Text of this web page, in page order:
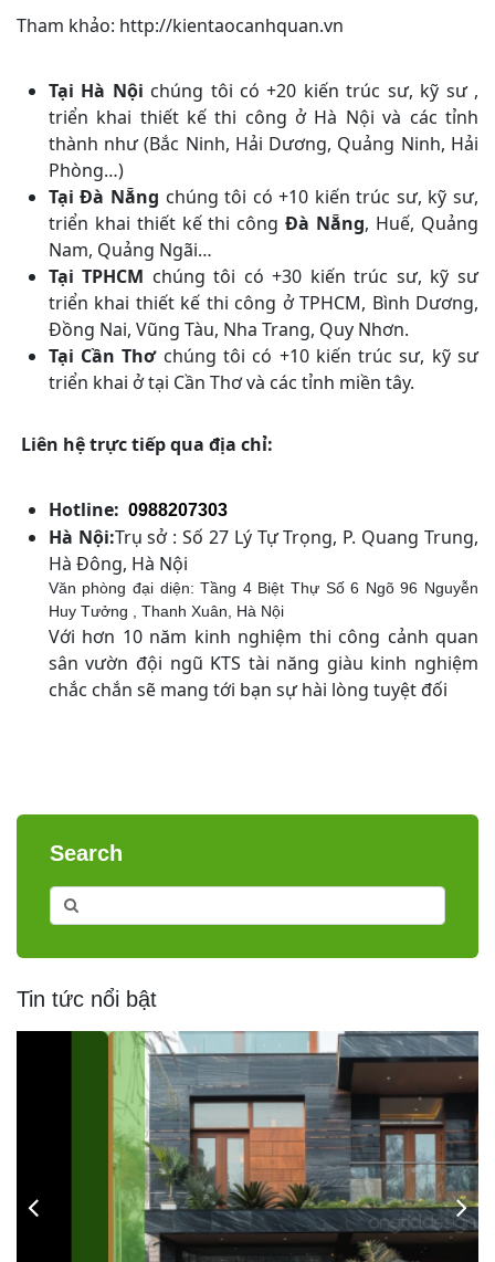
Tham khảo: http://kientaocanhquan.vn
Tại Hà Nội chúng tôi có +20 kiến trúc sư, kỹ sư ,
triển khai thiết kế thi công ở Hà Nội và các tỉnh
thành như (Bắc Ninh, Hải Dương, Quảng Ninh, Hải
Phòng…)
Tại Đà Nẵng chúng tôi có +10 kiến trúc sư, kỹ sư,
triển khai thiết kế thi côngĐà Nẵng, Huế, Quảng
Nam, Quảng Ngãi…
Tại TPHCM chúng tôi có +30 kiến trúc sư, kỹ sư
triển khai thiết kế thi công ở TPHCM, Bình Dương,
Đồng Nai, Vũng Tàu, Nha Trang, Quy Nhơn.
Tại Cần Thơchúng tôi có +10 kiến trúc sư, kỹ sư
triển khai ở tại Cần Thơ và các tỉnh miền tây.
Liên hệ trực tiếp qua địa chỉ:
Hotline: 0988207303
Hà Nội:Trụ sở : Số 27 Lý Tự Trọng, P. Quang Trung,
Hà Đông, Hà Nội
Văn phòng đại diện: Tầng 4 Biệt Thự Số 6 Ngõ 96 Nguyễn
Huy Tưởng , Thanh Xuân, Hà Nội
Với hơn 10 năm kinh nghiệm thi công cảnh quan
sân vườn đội ngũ KTS tài năng giàu kinh nghiệm
chắc chắn sẽ mang tới bạn sự hài lòng tuyệt đối
Search
Tin tức nổi bật